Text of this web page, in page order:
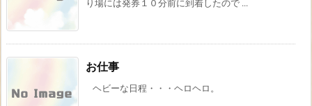
り場には発券１０分前に到着したので ...
お仕事
ヘビーな日程・・・ヘロヘロ。